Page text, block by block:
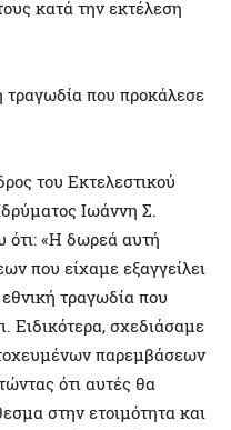
κατά την εκτέλεση
τραγωδία που προκάλεσε
του Εκτελεστικού
Ιωάννη Σ.
ότι: «Η δωρεά αυτή
που είχαμε εξαγγείλει
τραγωδία που
Ειδικότερα, σχεδιάσαμε
παρεμβάσεων
ότι αυτές θα
στην ετοιμότητα και